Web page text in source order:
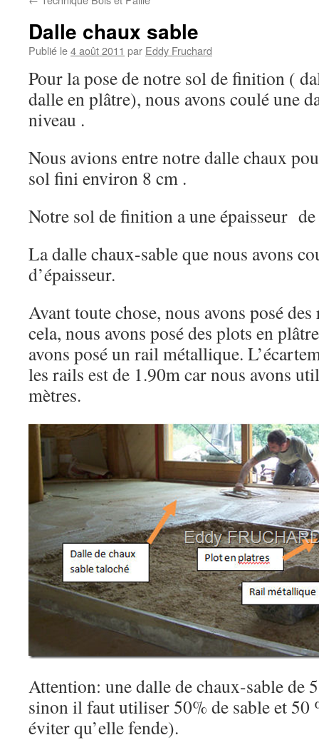
Dalle chaux sable
Publié le4 août 2011 par Eddy Fruchard
Pour la pose de notre sol de finition (
dalle en plâtre), nous avons coulé une
niveau .
Nous avions entre notre dalle chaux
sol fini environ 8 cm .
Notre sol de finition a une épaisseur
La dalle chaux-sable que nous avons
d’épaisseur.
Avant toute chose, nous avons posé
cela, nous avons posé des plots en
avons posé un rail métallique.
les rails est de 1.90m car nous avons
mètres.
Attention: une dalle de chaux-sable de
sinon il faut utiliser 50% de sable et 50
éviter qu’elle fende).